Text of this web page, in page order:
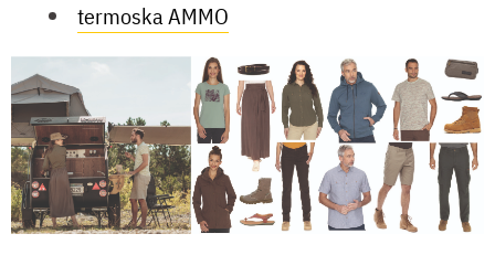
termoska AMMO